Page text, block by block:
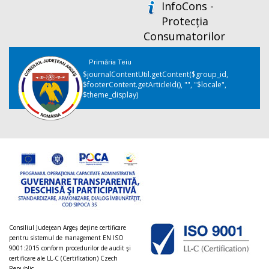
InfoCons -
Protecția
Consumatorilor
Primăria Teiu
$journalContentUtil.getContent($group_id,
$footerContent.getArticleId(), "", "$locale",
$theme_display)
Consiliul Judeţean Argeș deţine certificare
pentru sistemul de management EN ISO
9001:2015 conform procedurilor de audit şi
certificare ale LL-C (Certification) Czech